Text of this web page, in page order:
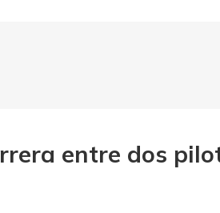
entre dos